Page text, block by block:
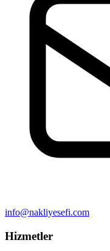
info@nakliyesefi.com
Hizmetler